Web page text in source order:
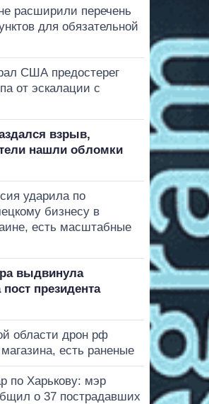
расширили перечень
для обязательной
США предостерег
от эскалации с
взрыв,
нашли обломки
ударила по
бизнесу в
есть масштабные
выдвинула
президента
области дрон рф
есть раненые
по Харькову: мэр
о 37 пострадавших